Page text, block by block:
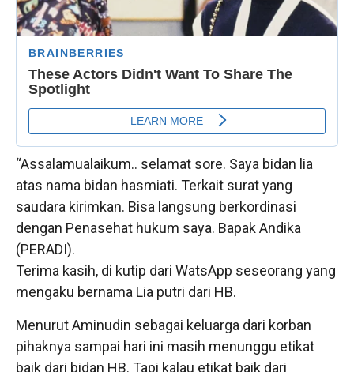
“Assalamualaikum.. selamat sore. Saya bidan lia
atas nama bidan hasmiati. Terkait surat yang
saudara kirimkan. Bisa langsung berkordinasi
dengan Penasehat hukum saya. Bapak Andika
(PERADI).
Terima kasih, di kutip dari WatsApp seseorang yang
mengaku bernama Lia putri dari HB.
Menurut Aminudin sebagai keluarga dari korban
pihaknya sampai hari ini masih menunggu etikat
baik dari bidan HB. Tapi kalau etikat baik dari